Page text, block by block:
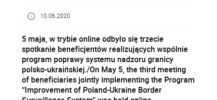
10.06.2020
5 maja, w trybie online odbyło się trzecie
spotkanie beneficjentów realizujących wspólnie
program poprawy systemu nadzoru granicy
polsko-ukraińskiej./On May 5, the third meeting
of beneficiaries jointly implementing the Program
“Improvement of Poland-Ukraine Border